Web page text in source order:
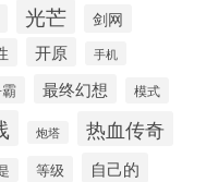
光芒 剑网
开原 手机
最终幻想 模式
炮塔 热血传奇
等级 自己的